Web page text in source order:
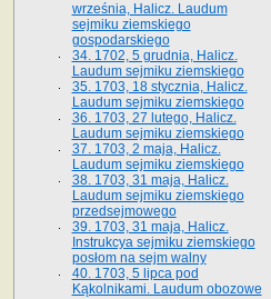
września, Halicz. Laudum
sejmiku ziemskiego
gospodarskiego
34. 1702, 5 grudnia, Halicz.
Laudum sejmiku ziemskiego
35. 1703, 18 stycznia, Halicz.
Laudum sejmiku ziemskiego
36. 1703, 27 lutego, Halicz.
Laudum sejmiku ziemskiego
37. 1703, 2 maja, Halicz.
Laudum sejmiku ziemskiego
38. 1703, 31 maja, Halicz.
Laudum sejmiku ziemskiego
przedsejmowego
39. 1703, 31 maja, Halicz.
Instrukcya sejmiku ziemskiego
posłom na sejm walny
40. 1703, 5 lipca pod
Kąkolnikami. Laudum obozowe